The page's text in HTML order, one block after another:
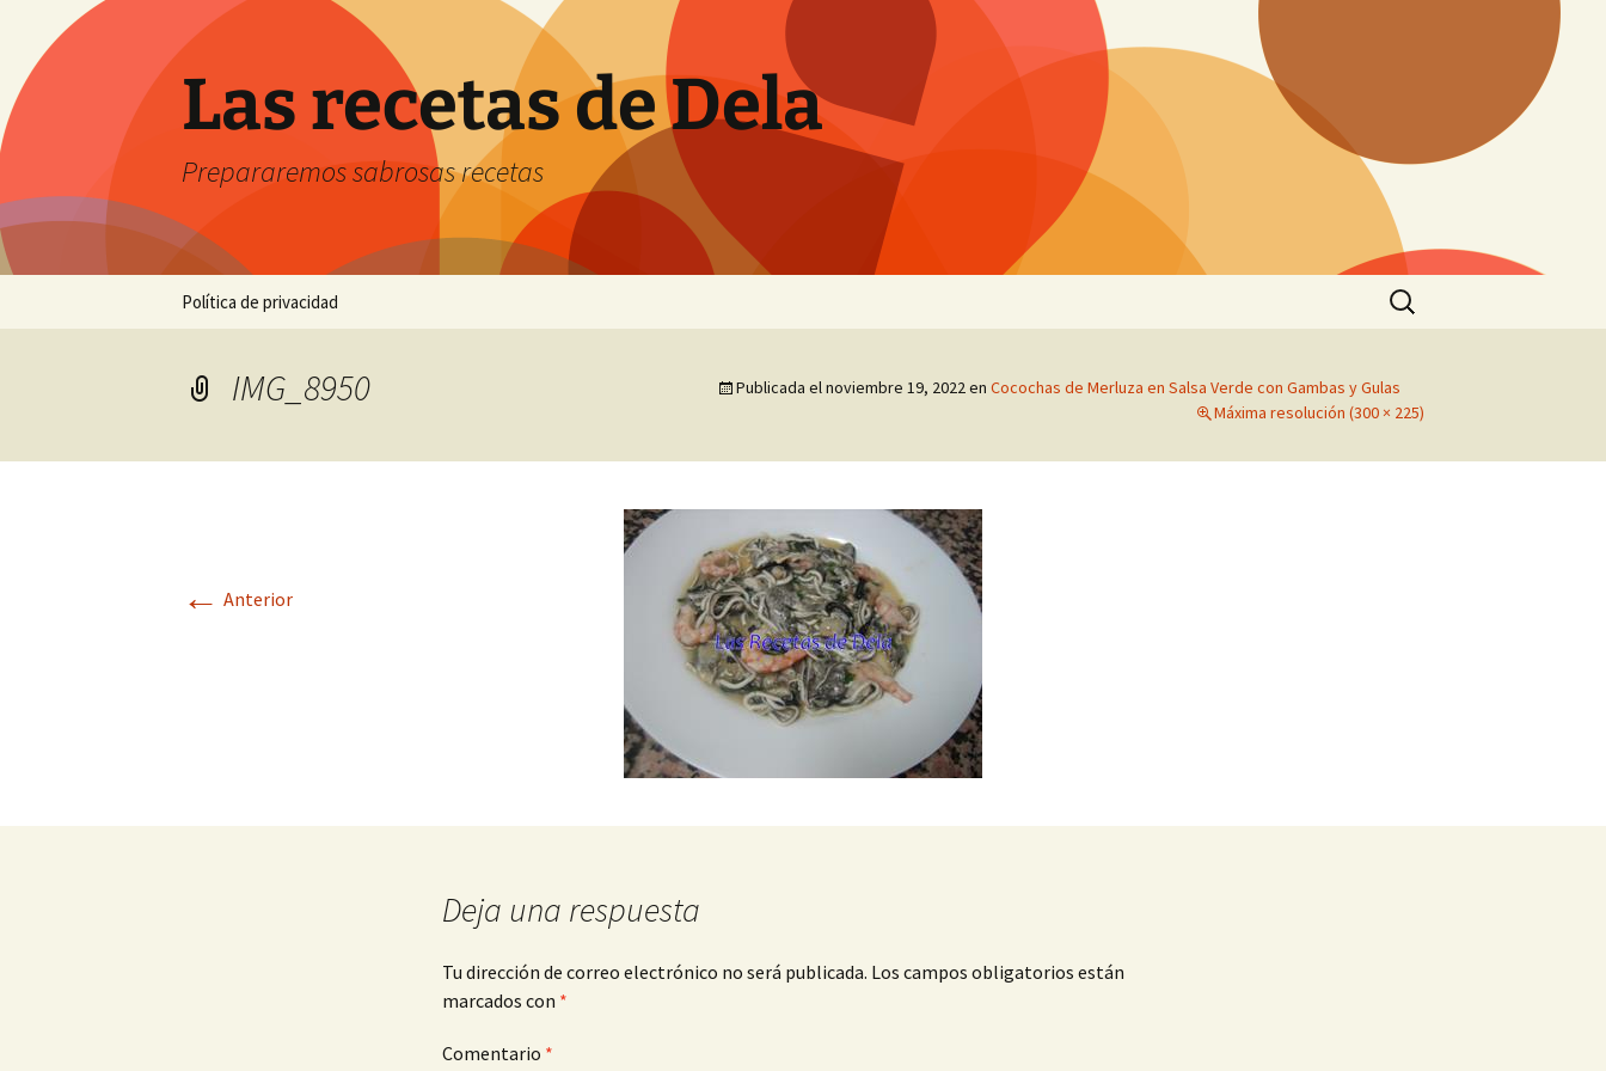
contenido
Las recetas de Dela
Prepararemos sabrosas recetas
Política de privacidad
Buscar:
IMG_8950 Publicada elnoviembre 19, 2022en Cocochas de Merluza en Salsa Verde con Gambas y Gulas
Máxima resolución (300 × 225)
← Anterior
Deja una respuesta
Tu dirección de correo electrónico no será publicada. Los campos obligatorios están
marcados con *
Comentario *